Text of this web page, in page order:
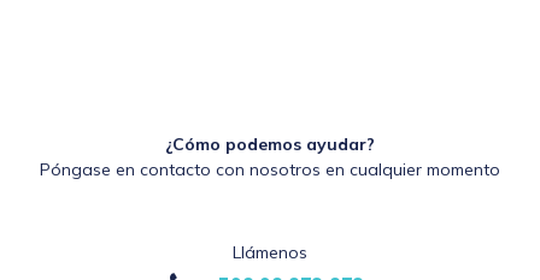
¿Cómo podemos ayudar?
Póngase en contacto con nosotros en cualquier momento
Llámenos